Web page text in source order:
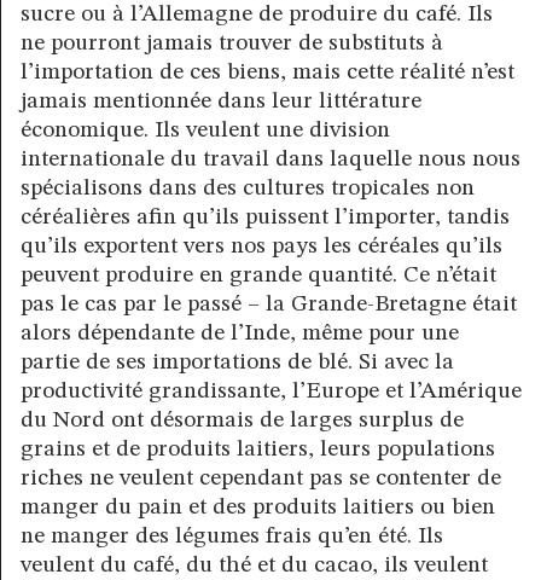
sucre ou à l’Allemagne de produire du café. Ils
ne pourront jamais trouver de substituts à
l’importation de ces biens, mais cette réalité n’est
jamais mentionnée dans leur littérature
économique. Ils veulent une division
internationale du travail dans laquelle nous nous
spécialisons dans des cultures tropicales non
céréalières afin qu’ils puissent l’importer, tandis
qu’ils exportent vers nos pays les céréales qu’ils
peuvent produire en grande quantité. Ce n’était
pas le cas par le passé – la Grande-Bretagne était
alors dépendante de l’Inde, même pour une
partie de ses importations de blé. Si avec la
productivité grandissante, l’Europe et l’Amérique
du Nord ont désormais de larges surplus de
grains et de produits laitiers, leurs populations
riches ne veulent cependant pas se contenter de
manger du pain et des produits laitiers ou bien
ne manger des légumes frais qu’en été. Ils
veulent du café, du thé et du cacao, ils veulent